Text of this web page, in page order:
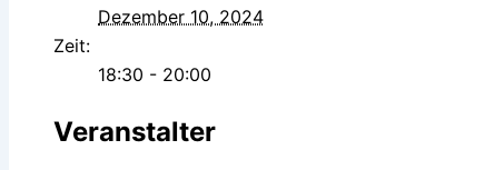
Dezember 10, 2024
Zeit:
18:30 - 20:00
Veranstalter